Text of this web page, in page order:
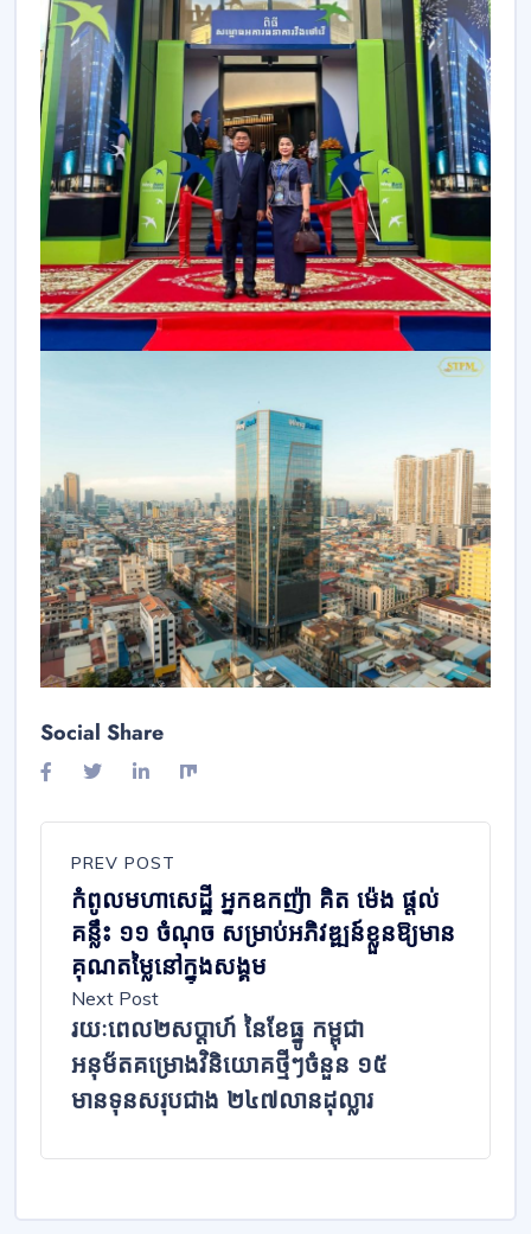
Social Share
PREV POST
កំពូលមហាសេដ្ឋី អ្នកឧកញ៉ា គិត ម៉េង ផ្តល់
គន្លឹះ ១១ ចំណុច សម្រាប់អភិវឌ្ឍន៍ខ្លួនឱ្យមាន
គុណតម្លៃនៅក្នុងសង្គម
Next Post
រយៈពេល២សប្ដាហ៍ នៃខែធ្នូ កម្ពុជា
អនុម័តគម្រោងវិនិយោគថ្មីៗចំនួន ១៥
មានទុនសរុបជាង ២៤៧លានដុល្លារ